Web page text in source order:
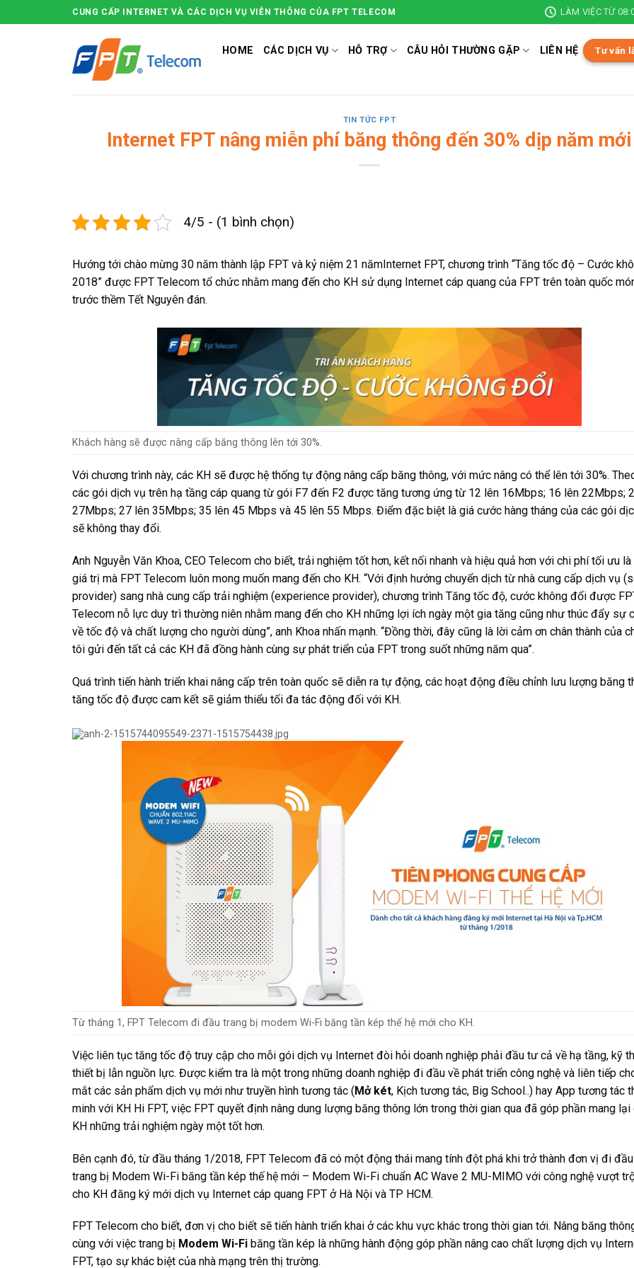
to
CUNG CẤP INTERNET VÀ CÁC DỊCH VỤ VIỄN THÔNG CỦA FPT TELECOM LÀM VIỆC TỪ
HOME CÁC DỊCH VỤ HỖ TRỢ CÂU HỎI THƯỜNG GẶP LIÊN HỆ Tư vấn
TIN TỨC FPT
Internet FPT nâng miễn phí băng thông đến 30% dịp năm mới
4/5 - (1 bình chọn)
Hướng tới chào mừng 30 năm thành lập FPT và kỷ niệm 21 nămInternet FPT, chương trình “Tăng tốc độ – Cước
2018” được FPT Telecom tổ chức nhằm mang đến cho KH sử dụng Internet cáp quang của FPT trên toàn quốc
trước thềm Tết Nguyên đán.
Khách hàng sẽ được nâng cấp băng thông lên tới 30%.
Với chương trình này, các KH sẽ được hệ thống tự động nâng cấp băng thông, với mức nâng có thể lên tới 30%.
các gói dịch vụ trên hạ tầng cáp quang từ gói F7 đến F2 được tăng tương ứng từ 12 lên 16Mbps; 16 lên 22Mbps;
27Mbps; 27 lên 35Mbps; 35 lên 45 Mbps và 45 lên 55 Mbps. Điểm đặc biệt là giá cước hàng tháng của các gói
sẽ không thay đổi.
Anh Nguyễn Văn Khoa, CEO Telecom cho biết, trải nghiệm tốt hơn, kết nối nhanh và hiệu quả hơn với chi phí tối ưu
giá trị mà FPT Telecom luôn mong muốn mang đến cho KH. “Với định hướng chuyển dịch từ nhà cung cấp dịch vụ
provider) sang nhà cung cấp trải nghiệm (experience provider), chương trình Tăng tốc độ, cước không đổi được
Telecom nỗ lực duy trì thường niên nhằm mang đến cho KH những lợi ích ngày một gia tăng cũng như thúc đẩy sự
về tốc độ và chất lượng cho người dùng”, anh Khoa nhấn mạnh. “Đồng thời, đây cũng là lời cảm ơn chân thành của
tôi gửi đến tất cả các KH đã đồng hành cùng sự phát triển của FPT trong suốt những năm qua”.
Quá trình tiến hành triển khai nâng cấp trên toàn quốc sẽ diễn ra tự động, các hoạt động điều chỉnh lưu lượng băng
tăng tốc độ được cam kết sẽ giảm thiểu tối đa tác động đối với KH.
Từ tháng 1, FPT Telecom đi đầu trang bị modem Wi-Fi băng tần kép thế hệ mới cho KH.
Việc liên tục tăng tốc độ truy cập cho mỗi gói dịch vụ Internet đòi hỏi doanh nghiệp phải đầu tư cả về hạ tầng, kỹ
thiết bị lẫn nguồn lực. Được kiểm tra là một trong những doanh nghiệp đi đầu về phát triển công nghệ và liên tiếp
mắt các sản phẩm dịch vụ mới như truyền hình tương tác (Mở két, Kịch tương tác, Big School..) hay App tương tác
minh với KH Hi FPT, việc FPT quyết định nâng dung lượng băng thông lớn trong thời gian qua đã góp phần mang lại
KH những trải nghiệm ngày một tốt hơn.
Bên cạnh đó, từ đầu tháng 1/2018, FPT Telecom đã có một động thái mang tính đột phá khi trở thành đơn vị đi
trang bị Modem Wi-Fi băng tần kép thế hệ mới – Modem Wi-Fi chuẩn AC Wave 2 MU-MIMO với công nghệ vượt
cho KH đăng ký mới dịch vụ Internet cáp quang FPT ở Hà Nội và TP HCM.
FPT Telecom cho biết, đơn vị cho biết sẽ tiến hành triển khai ở các khu vực khác trong thời gian tới. Nâng băng
cùng với việc trang bị Modem Wi-Fi băng tần kép là những hành động góp phần nâng cao chất lượng dịch vụ
FPT, tạo sự khác biệt của nhà mạng trên thị trường.